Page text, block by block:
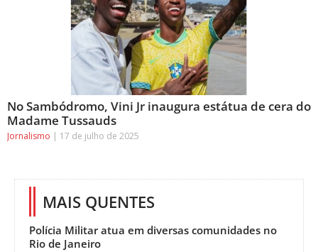
No Sambódromo, Vini Jr inaugura estátua de cera do
Madame Tussauds
Jornalismo 17 de julho de 2025
MAIS QUENTES
Polícia Militar atua em diversas comunidades no
Rio de Janeiro